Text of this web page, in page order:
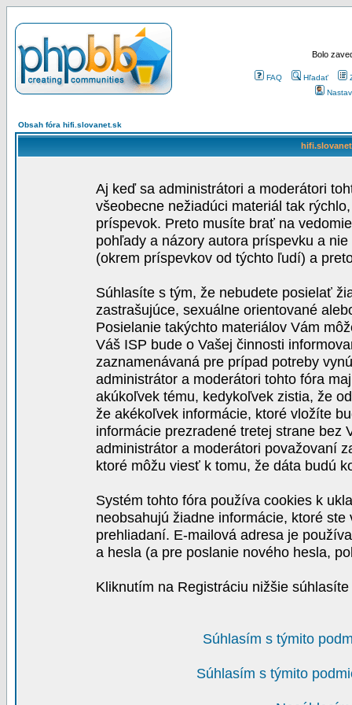
Bolo
FAQ Hľadať
Obsah fóra hifi.slovanet.sk
Aj keď sa administrátori a moderátori
všeobecne nežiadúci materiál tak
príspevok. Preto musíte brať na
pohľady a názory autora príspevku a
(okrem príspevkov od týchto ľudí) a
Súhlasíte s tým, že nebudete posielať
zastrašujúce, sexuálne orientované
Posielanie takýchto materiálov Vám
Váš ISP bude o Vašej činnosti
zaznamenávaná pre prípad potreby
administrátor a moderátori tohto fóra
akúkoľvek tému, kedykoľvek zistia, že
že akékoľvek informácie, ktoré vložíte
informácie prezradené tretej strane bez
administrátor a moderátori považovaní
ktoré môžu viesť k tomu, že dáta budú
Systém tohto fóra používa cookies k
neobsahujú žiadne informácie, ktoré
prehliadaní. E-mailová adresa je
a hesla (a pre poslanie nového hesla,
Kliknutím na Registráciu nižšie
Súhlasím s týmito
Súhlasím s týmito